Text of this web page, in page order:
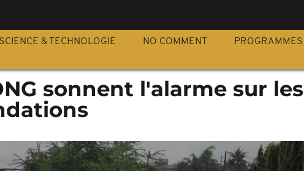
SCIENCE & TECHNOLOGIE NO COMMENT PROGRAMMES
sonnent l'alarme sur les